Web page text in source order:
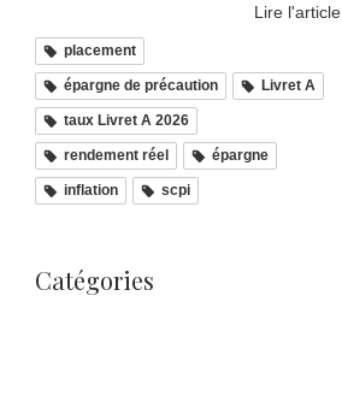
Lire l'article
placement
épargne de précaution Livret A
taux Livret A 2026
rendement réel épargne
inflation scpi
Catégories